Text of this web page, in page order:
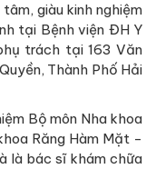
giàu kinh nghiệm
tại Bệnh viện ĐH Y
trách tại 163 Văn
Thành Phố Hải
Bộ môn Nha khoa
Răng Hàm Mặt -
là bác sĩ khám chữa